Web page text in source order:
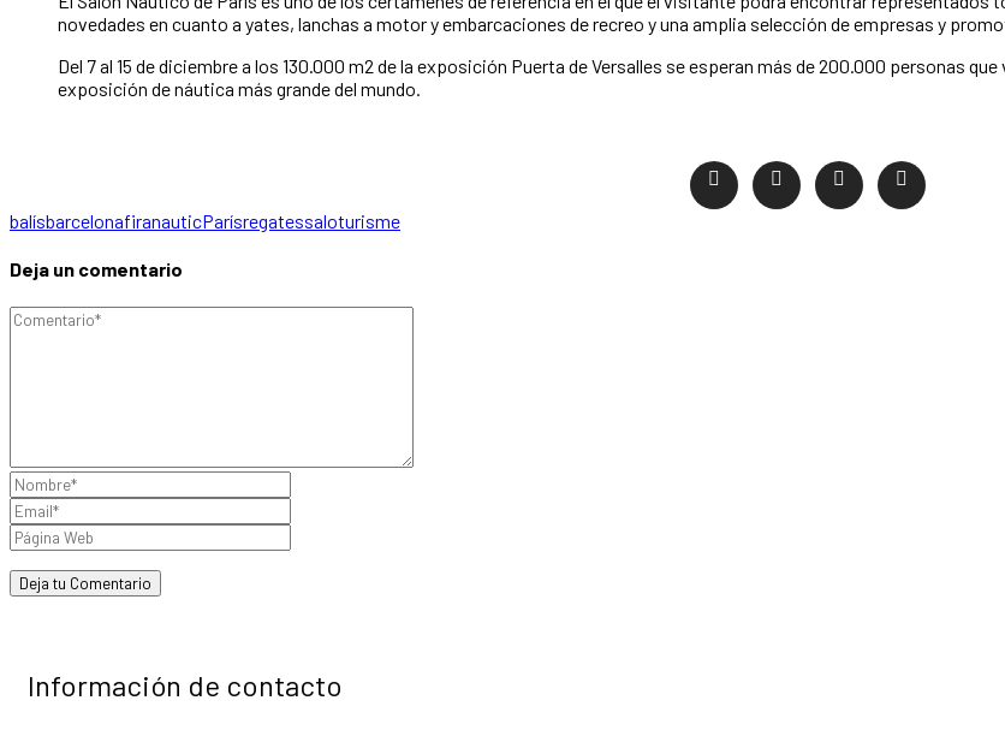
novedades en cuanto a yates, lanchas a motor y embarcaciones de recreo y una amplia selección de empresas y
Del 7 al 15 de diciembre a los 130.000 m2 de la exposición Puerta de Versalles se esperan más de 200.000 personas
exposición de náutica más grande del mundo.
balísbarcelonafiranauticParísregatessaloturisme
Deja un comentario
Información de contacto